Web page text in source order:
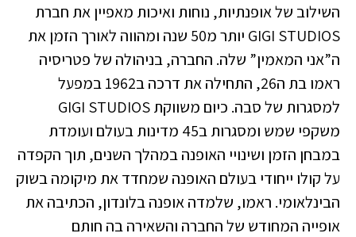
השילוב של אופנתיות, נוחות ואיכות מאפיין את חברת
GIGI STUDIOS יותר מ50 שנה ומהווה לאורך הזמן את
ה”אני המאמין” שלה. החברה, בניהולה של פטריסיה
ראמו בת ה26, התחילה את דרכה ב1962 במפעל
למסגרות של סבה. כיום משווקת GIGI STUDIOS
משקפי שמש ומסגרות ב45 מדינות בעולם ועומדת
במבחן הזמן ושינויי האופנה במהלך השנים, תוך הקפדה
על קולו ייחודי בעולם האופנה שמחדד את מיקומה בשוק
הבינלאומי. ראמו, שלמדה אופנה בלונדון, הכתיבה את
אופייה המחודש של החברה והשאירה בה חותם